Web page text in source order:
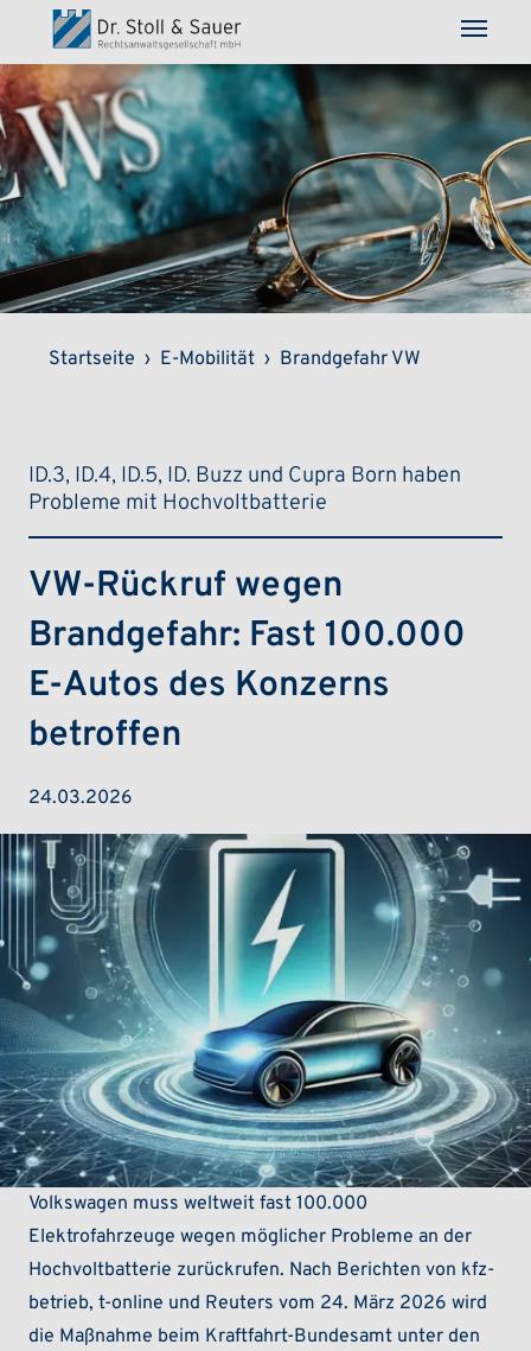
Direkt zum Inhalt
Startseite
E-Mobilität Brandgefahr VW
ID.3, ID.4, ID.5, ID. Buzz und Cupra Born haben
Probleme mit Hochvoltbatterie
VW-Rückruf wegen
Brandgefahr: Fast 100.000
E-Autos des Konzerns
betroffen
24.03.2026
Volkswagen muss weltweit fast 100.000
Elektrofahrzeuge wegen möglicher Probleme an der
Hochvoltbatterie zurückrufen. Nach Berichten von kfz-
betrieb, t-online und Reuters vom 24. März 2026 wird
die Maßnahme beim Kraftfahrt-Bundesamt unter den